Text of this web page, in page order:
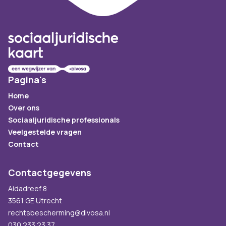
Pagina's
Home
Over ons
Sociaaljuridische professionals
Veelgestelde vragen
Contact
Contactgegevens
Aidadreef 8
3561 GE Utrecht
rechtsbescherming@divosa.nl